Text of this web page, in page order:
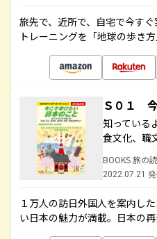
旅先で、近所で、自宅で今す
トレーニングを「地球の歩き
Ｓ０１
知っている
食文化、職
BOOKS 旅の
2022.07.21
１万人の訪日外国人を案内し
い日本の魅力が満載。日本の